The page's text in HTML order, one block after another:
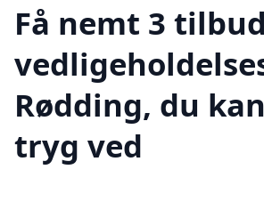
Få nemt 3
Rødding, du
tryg ved